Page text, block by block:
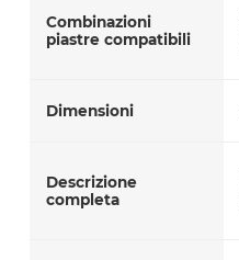
Combinazioni
piastre compatibili
Dimensioni
Descrizione
completa